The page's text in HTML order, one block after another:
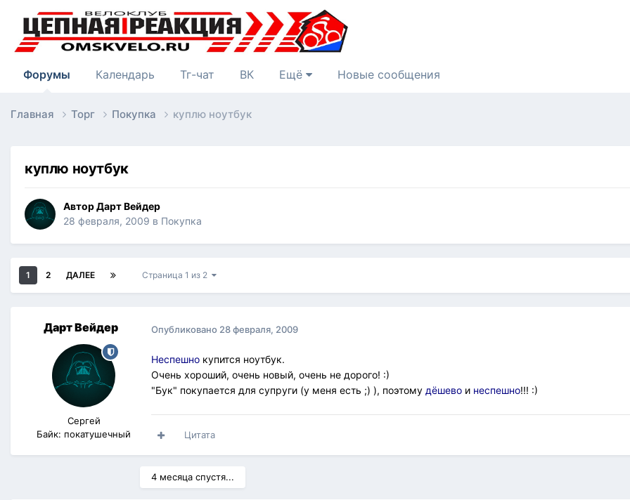
Форумы Календарь Тг-чат ВК Ещё Новые сообщения
Главная Торг Покупка куплю ноутбук
куплю ноутбук
АвторДарт Вейдер
28 февраля, 2009 в Покупка
1 2 ДАЛЕЕ Страница 1 из 2
Дарт Вейдер
Сергей
Байк: покатушечный
Опубликовано 28 февраля, 2009
Неспешно купится ноутбук.
Очень хороший, очень новый, очень не дорого! :)
"Бук" покупается для супруги (у меня есть ;) ), поэтому дёшево и неспешно!!! :)
Цитата
4 месяца спустя...